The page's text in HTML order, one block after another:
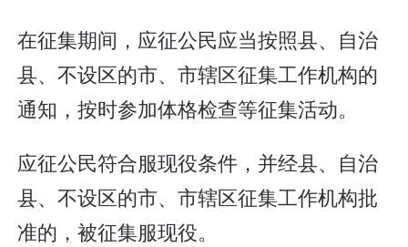
在征集期间，应征公民应当按照县、自治
县、不设区的市、市辖区征集工作机构的
通知，按时参加体格检查等征集活动。
应征公民符合服现役条件，并经县、自治
县、不设区的市、市辖区征集工作机构批
准的，被征集服现役。